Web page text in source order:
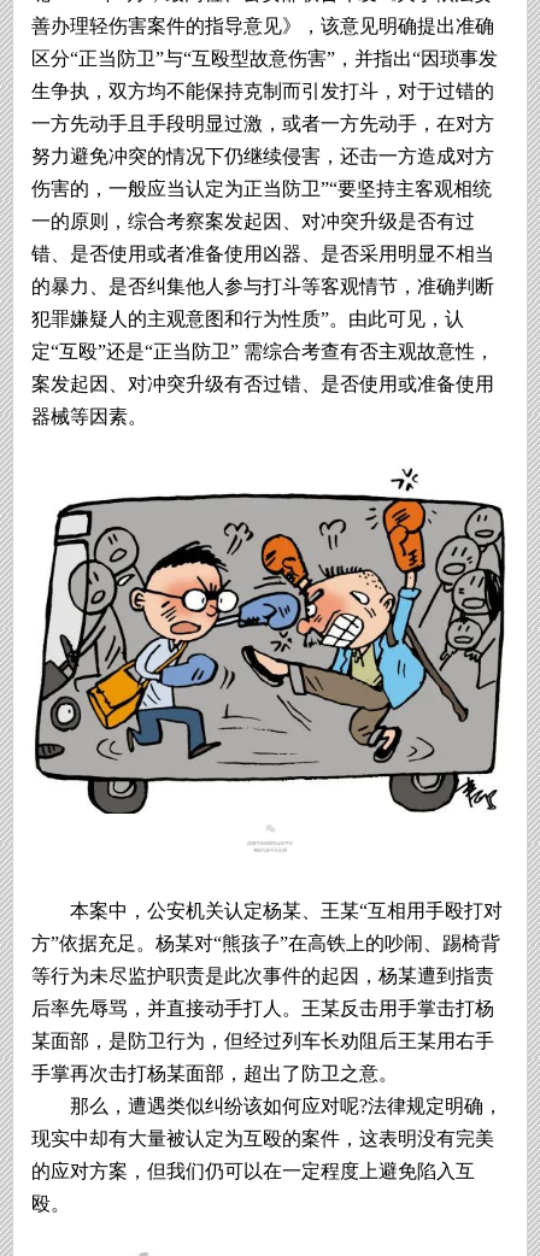
善办理轻伤害案件的指导意见》，该意见明确提出准确
区分“正当防卫”与“互殴型故意伤害”，并指出“因琐事发
生争执，双方均不能保持克制而引发打斗，对于过错的
一方先动手且手段明显过激，或者一方先动手，在对方
努力避免冲突的情况下仍继续侵害，还击一方造成对方
伤害的，一般应当认定为正当防卫”“要坚持主客观相统
一的原则，综合考察案发起因、对冲突升级是否有过
错、是否使用或者准备使用凶器、是否采用明显不相当
的暴力、是否纠集他人参与打斗等客观情节，准确判断
犯罪嫌疑人的主观意图和行为性质”。由此可见，认
定“互殴”还是“正当防卫” 需综合考查有否主观故意性，
案发起因、对冲突升级有否过错、是否使用或准备使用
器械等因素。
本案中，公安机关认定杨某、王某“互相用手殴打对
方”依据充足。杨某对“熊孩子”在高铁上的吵闹、踢椅背
等行为未尽监护职责是此次事件的起因，杨某遭到指责
后率先辱骂，并直接动手打人。王某反击用手掌击打杨
某面部，是防卫行为，但经过列车长劝阻后王某用右手
手掌再次击打杨某面部，超出了防卫之意。
那么，遭遇类似纠纷该如何应对呢?法律规定明确，
现实中却有大量被认定为互殴的案件，这表明没有完美
的应对方案，但我们仍可以在一定程度上避免陷入互
殴。